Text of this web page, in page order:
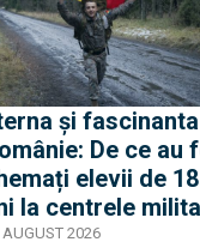
și fascinanta
De ce au
elevii de 18
la centrele
de ce nu este
AUGUST 2026